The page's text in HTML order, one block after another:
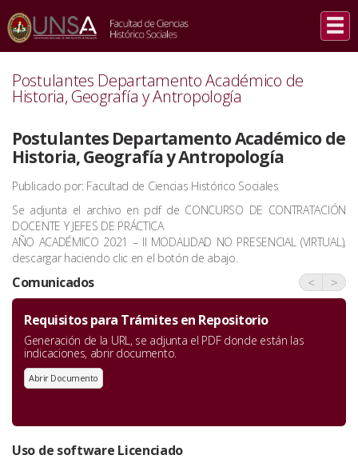
INICIO COMUNICADOS /
POSTULANTES DEPARTAMENTO ACADÉMICO DE HISTORIA, GEOGRAFÍA Y
ANTROPOLOGÍA
Postulantes Departamento Académico de
Historia, Geografía y Antropología
Postulantes Departamento Académico de
Historia, Geografía y Antropología
Publicado por: Facultad de Ciencias Histórico Sociales
Se adjunta el archivo en pdf de CONCURSO DE CONTRATACIÓN
DOCENTE Y JEFES DE PRÁCTICA
AÑO ACADÉMICO 2021 – II MODALIDAD NO PRESENCIAL (VIRTUAL),
descargar haciendo clic en el botón de abajo.
Comunicados < >
Requisitos para Trámites en Repositorio
Generación de la URL, se adjunta el PDF donde están las
indicaciones, abrir documento.
Abrir Documento
Uso de software Licenciado